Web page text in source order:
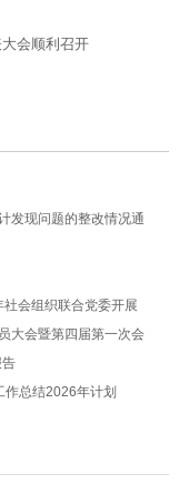
会顺利召开
发现问题的整改情况通
会组织联合党委开展
大会暨第四届第一次会
作总结2026年计划